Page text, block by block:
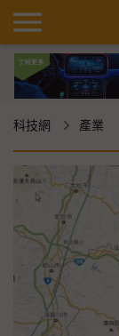
科技網 產業